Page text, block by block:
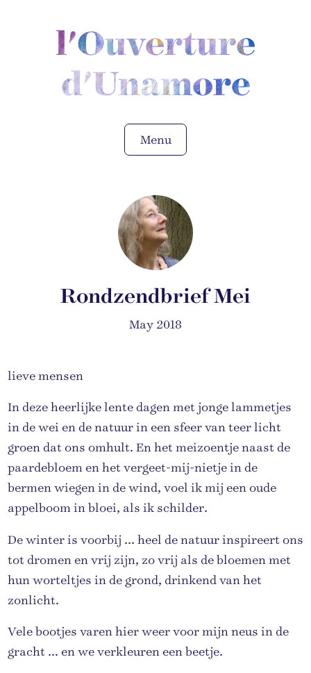
l'Ouverture
d'Unamore
Menu
Rondzendbrief Mei
May 2018
lieve mensen
In deze heerlijke lente dagen met jonge lammetjes
in de wei en de natuur in een sfeer van teer licht
groen dat ons omhult. En het meizoentje naast de
paardebloem en het vergeet-mij-nietje in de
bermen wiegen in de wind, voel ik mij een oude
appelboom in bloei, als ik schilder.
De winter is voorbij ... heel de natuur inspireert ons
tot dromen en vrij zijn, zo vrij als de bloemen met
hun worteltjes in de grond, drinkend van het
zonlicht.
Vele bootjes varen hier weer voor mijn neus in de
gracht ... en we verkleuren een beetje.